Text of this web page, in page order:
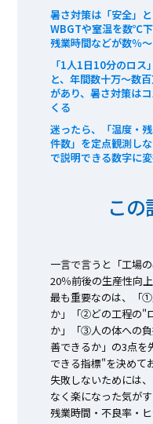
暑さ対策は「安全」
WBGTや室温を数℃
残業時間などが数％
「1人1日10分のロ
と、年間数十万〜数
があり、暑さ対策は
くる
迷ったら、「温度・
件数」を定点観測し
で説明できる数字に
こ
一言で言うと「工場
20％前後の生産性向
最も重要なのは、「
か」「②どの工程の"
か」「③人の体への
善できるか」の3点を
できる指標"を決めて
失敗しないためには
なく楽になった気が
残業時間・不良率・